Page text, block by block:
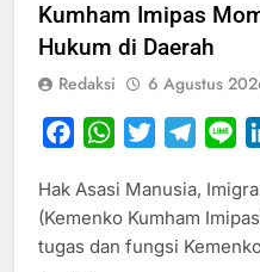
Kumham Imipas
Hukum di Daerah
Redaksi 6 Agustus
FacebookWhatsApp
Twitter
Hak Asasi Manusia,
(Kemenko Kumham
tugas dan fungsi